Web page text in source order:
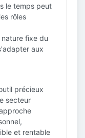
le temps peut
rôles
fixe du
aux
précieux
secteur
et rentable